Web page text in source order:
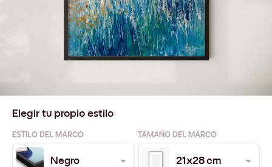
Elegir tu propio estilo
ESTILO DEL MARCO TAMAÑO DEL MARCO
Negro 21x28 cm